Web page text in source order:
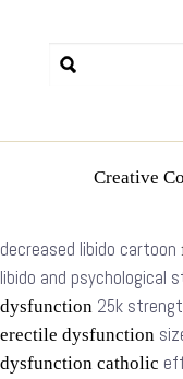
Creative
decreased libido cartoon
libido and psychological
dysfunction 25k
erectile dysfunction
dysfunction catholic